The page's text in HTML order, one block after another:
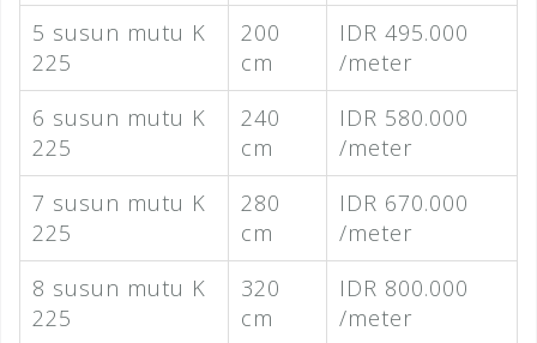
5 susun mutu K
225
200
cm
IDR 495.000
/meter
6 susun mutu K
225
240
cm
IDR 580.000
/meter
7 susun mutu K
225
280
cm
IDR 670.000
/meter
8 susun mutu K
225
320
cm
IDR 800.000
/meter